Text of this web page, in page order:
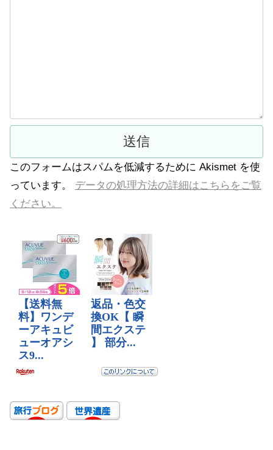
このフォームはスパムを低減するために Akismet を使
っています。 データの処理方法の詳細はこちらをご覧
ください。